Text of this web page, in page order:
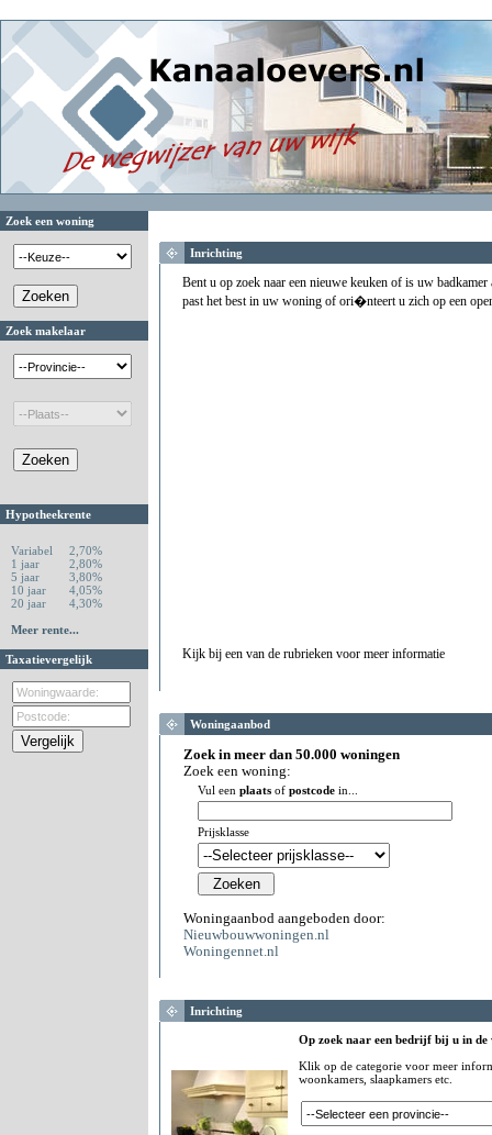
Zoek een woning
Zoek makelaar
Hypotheekrente
Variabel
2,70%
1 jaar
2,80%
5 jaar
3,80%
10 jaar
4,05%
20 jaar
4,30%
Meer rente...
Taxatievergelijk
Inrichting
Bent u op zoek naar een nieuwe keuken of is uw
past het best in uw woning of ori�nteert u zich op een
Kijk bij een van de rubrieken voor meer informatie
Woningaanbod
Zoek in meer dan 50.000 woningen
Zoek een woning:
Vul een plaats of postcode in...
Prijsklasse
Woningaanbod aangeboden door:
Nieuwbouwwoningen.nl
Woningennet.nl
Inrichting
Op zoek naar een bedrijf bij u in
Klik op de categorie voor meer
woonkamers, slaapkamers etc.